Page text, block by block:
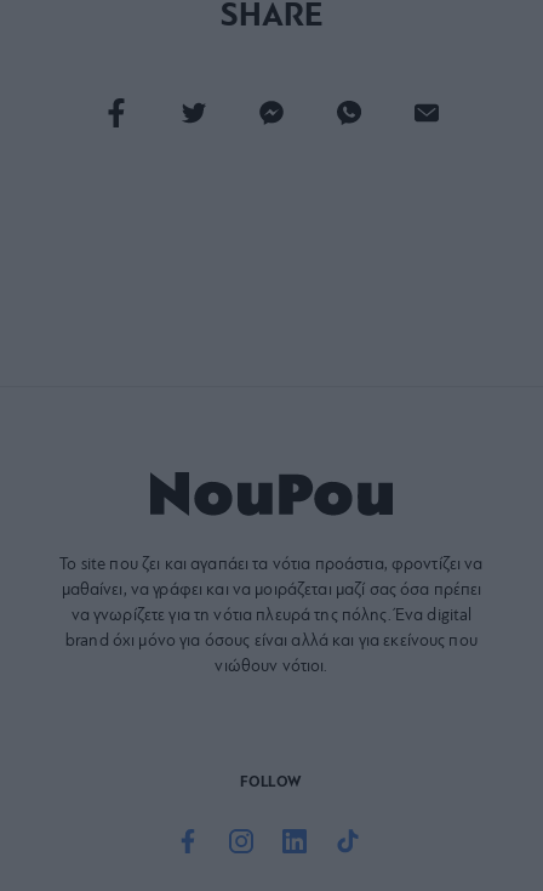
SHARE
Το site που ζει και αγαπάει τα νότια προάστια, φροντίζει να
μαθαίνει, να γράφει και να μοιράζεται μαζί σας όσα πρέπει
να γνωρίζετε για τη νότια πλευρά της πόλης. Ένα digital
brand όχι μόνο για όσους είναι αλλά και για εκείνους που
νιώθουν νότιοι.
FOLLOW